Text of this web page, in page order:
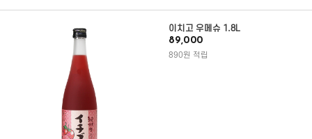
이치고 우메슈 1.8L
89,000
890원 적립